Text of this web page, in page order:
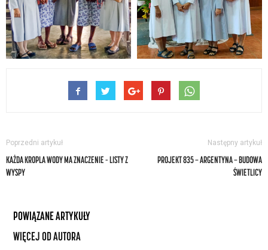
Poprzedni artykuł
KAŻDA KROPLA WODY MA ZNACZENIE – LISTY Z
WYSPY
Następny artykuł
PROJEKT 835 — ARGENTYNA — BUDOWA
ŚWIETLICY
POWIĄZANE ARTYKUŁY
WIĘCEJ OD AUTORA